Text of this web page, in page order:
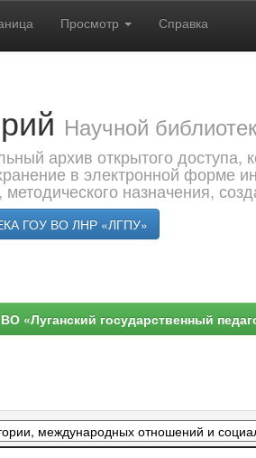
Просмотр Справка
Научной
архив открытого доступа,
в электронной форме
методического назначения,
ГОУ ВО ЛНР «ЛГПУ»
«Луганский государственный